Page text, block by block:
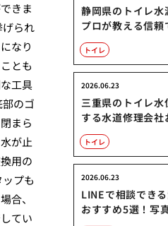
きま
られ
なり
とも
工具
のゴ
まら
が止
用の
プも
合、
てい
静岡県のトイレ水
プロが教える信
トイレ
三重県のトイレ
する水道修理会社
2026.06.23
トイレ
LINEで相談でき
おすすめ5選！写
2026.06.23